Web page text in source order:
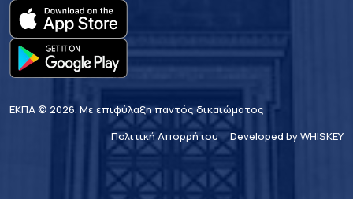
ΕΚΠΑ © 2026. Με επιφύλαξη παντός δικαιώματος
Πολιτική Απορρήτου
Developed by WHISKEY